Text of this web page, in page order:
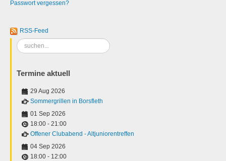
Passwort vergessen?
RSS-Feed
Suchen
...
Termine aktuell
29 Aug 2026
Sommergrillen in Borsfleth
01 Sep 2026
18:00 - 21:00
Offener Clubabend - Altjuniorentreffen
04 Sep 2026
18:00 - 12:00